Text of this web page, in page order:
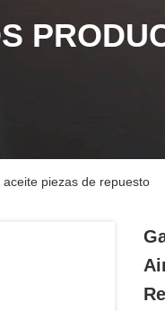
piezas de repuesto